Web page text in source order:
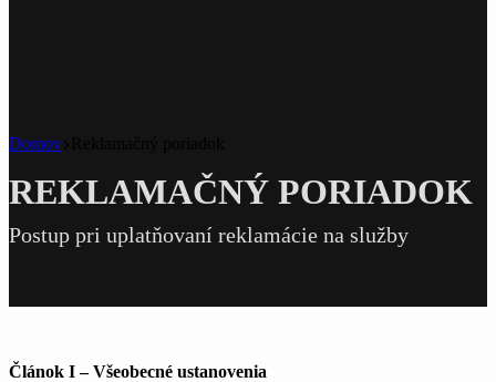
Domov
REKLAMAČNÝ PORIADOK
Postup pri uplatňovaní reklamácie na služby
Článok I – Všeobecné ustanovenia